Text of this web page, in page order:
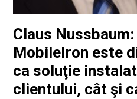
Claus
MobileIron este
ca soluţie
clientului, cât şi